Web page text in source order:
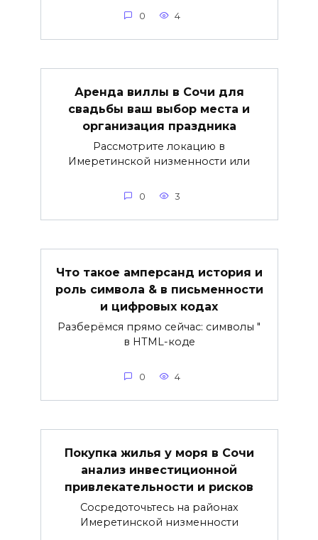
0 4
Аренда виллы в Сочи для
свадьбы ваш выбор места и
организация праздника
Рассмотрите локацию в
Имеретинской низменности или
0 3
Что такое амперсанд история и
роль символа & в письменности
и цифровых кодах
Разберёмся прямо сейчас: символы "
в HTML-коде
0 4
Покупка жилья у моря в Сочи
анализ инвестиционной
привлекательности и рисков
Сосредоточьтесь на районах
Имеретинской низменности